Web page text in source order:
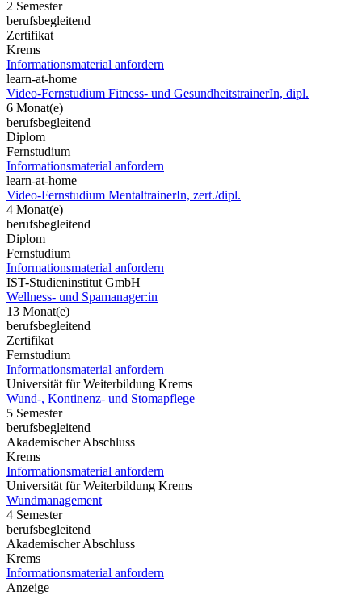
2 Semester
berufsbegleitend
Zertifikat
Krems
Informationsmaterial anfordern
learn-at-home
Video-Fernstudium Fitness- und GesundheitstrainerIn, dipl.
6 Monat(e)
berufsbegleitend
Diplom
Fernstudium
Informationsmaterial anfordern
learn-at-home
Video-Fernstudium MentaltrainerIn, zert./dipl.
4 Monat(e)
berufsbegleitend
Diplom
Fernstudium
Informationsmaterial anfordern
IST-Studieninstitut GmbH
Wellness- und Spamanager:in
13 Monat(e)
berufsbegleitend
Zertifikat
Fernstudium
Informationsmaterial anfordern
Universität für Weiterbildung Krems
Wund-, Kontinenz- und Stomapflege
5 Semester
berufsbegleitend
Akademischer Abschluss
Krems
Informationsmaterial anfordern
Universität für Weiterbildung Krems
Wundmanagement
4 Semester
berufsbegleitend
Akademischer Abschluss
Krems
Informationsmaterial anfordern
Anzeige